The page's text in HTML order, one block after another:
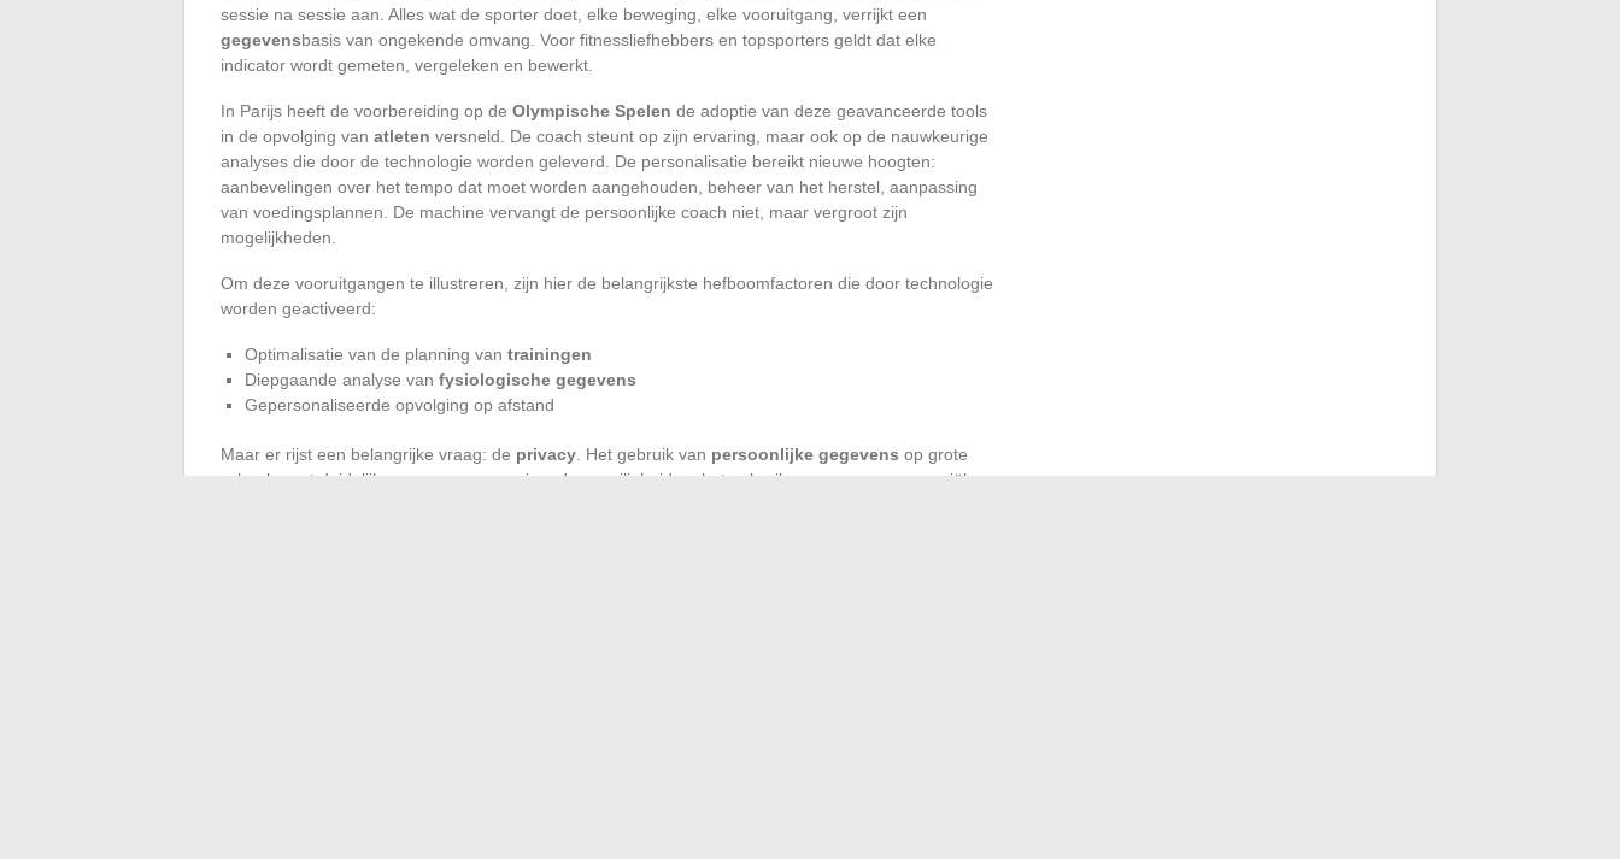
sessie na sessie aan. Alles wat de sporter doet, elke beweging, elke vooruitgang, verrijkt een
gegevensbasis van ongekende omvang. Voor fitnessliefhebbers en topsporters geldt dat elke
indicator wordt gemeten, vergeleken en bewerkt.
In Parijs heeft de voorbereiding op de Olympische Spelen de adoptie van deze geavanceerde tools
in de opvolging van atleten versneld. De coach steunt op zijn ervaring, maar ook op de nauwkeurige
analyses die door de technologie worden geleverd. De personalisatie bereikt nieuwe hoogten:
aanbevelingen over het tempo dat moet worden aangehouden, beheer van het herstel, aanpassing
van voedingsplannen. De machine vervangt de persoonlijke coach niet, maar vergroot zijn
mogelijkheden.
Om deze vooruitgangen te illustreren, zijn hier de belangrijkste hefboomfactoren die door technologie
worden geactiveerd:
Optimalisatie van de planning van trainingen
Diepgaande analyse van fysiologische gegevens
Gepersonaliseerde opvolging op afstand
Maar er rijst een belangrijke vraag: de privacy . Het gebruik van persoonlijke gegevens op grote
schaal roept duidelijke vragen op over eigendom, veiligheid en het gebruik ervan voor commerciële